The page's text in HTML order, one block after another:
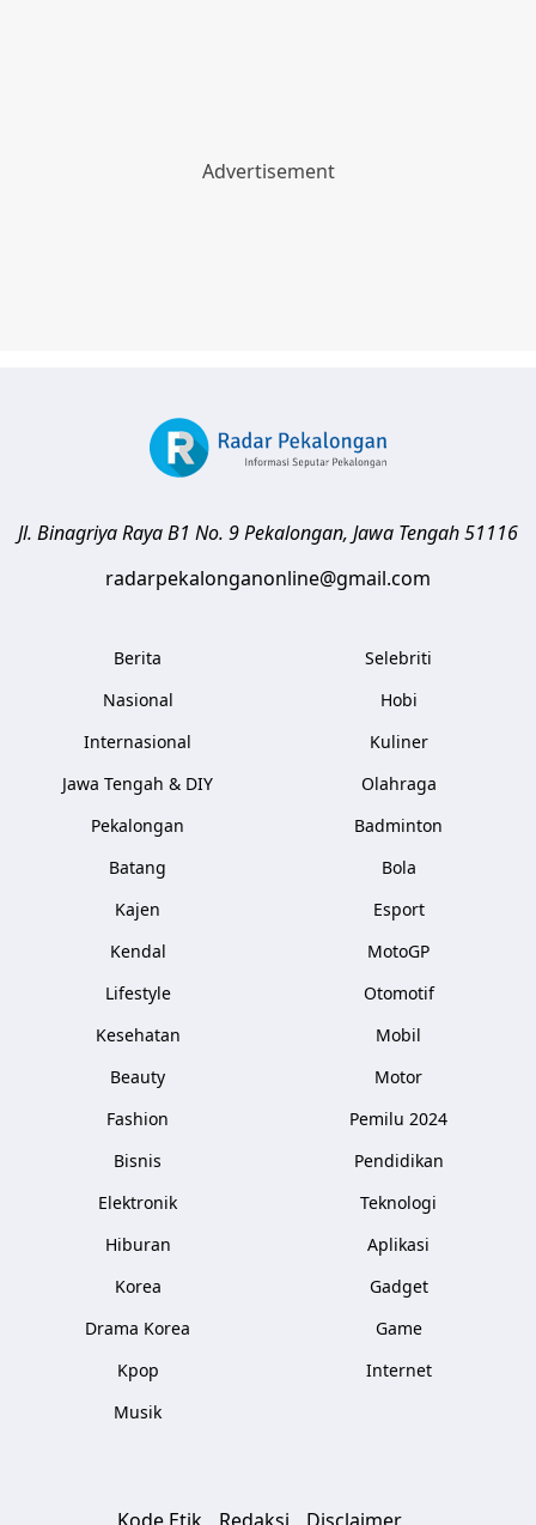
Jl. Binagriya Raya B1 No. 9Pekalongan, Jawa Tengah51116
radarpekalonganonline@gmail.com
Berita
Nasional
Internasional
Jawa Tengah & DIY
Pekalongan
Batang
Kajen
Kendal
Lifestyle
Kesehatan
Beauty
Fashion
Bisnis
Elektronik
Hiburan
Korea
Drama Korea
Kpop
Musik
Selebriti
Hobi
Kuliner
Olahraga
Badminton
Bola
Esport
MotoGP
Otomotif
Mobil
Motor
Pemilu 2024
Pendidikan
Teknologi
Aplikasi
Gadget
Game
Internet